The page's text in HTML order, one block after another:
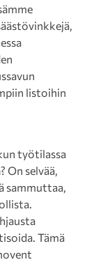
listoihin
työtilassa
On selvää,
sammuttaa,
Tämä